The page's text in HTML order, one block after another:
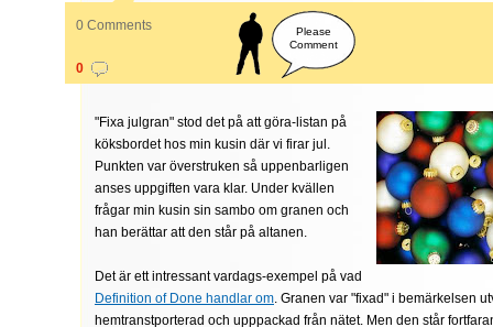
0 Comments
0
Please
Comment
"Fixa julgran" stod det på att göra-listan på
köksbordet hos min kusin där vi firar jul.
Punkten var överstruken så uppenbarligen
anses uppgiften vara klar. Under kvällen
frågar min kusin sin sambo om granen och
han berättar att den står på altanen.
Det är ett intressant vardags-exempel på vad
Definition of Done handlar om. Granen var "fixad" i bemärkelsen
hemtranstporterad och upppackad från nätet. Men den står